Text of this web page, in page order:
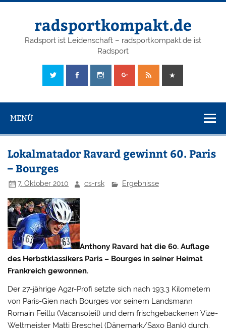
radsportkompakt.de
Radsport ist Leidenschaft – radsportkompakt.de ist
Radsport
MENÜ
Lokalmatador Ravard gewinnt 60. Paris
– Bourges
7. Oktober 2010 cs-rsk Ergebnisse
Anthony Ravard hat die 60. Auflage
des Herbstklassikers Paris – Bourges in seiner Heimat
Frankreich gewonnen.
Der 27-jährige Ag2r-Profi setzte sich nach 193,3 Kilometern
von Paris-Gien nach Bourges vor seinem Landsmann
Romain Feillu (Vacansoleil) und dem frischgebackenen Vize-
Weltmeister Matti Breschel (Dänemark/Saxo Bank) durch.